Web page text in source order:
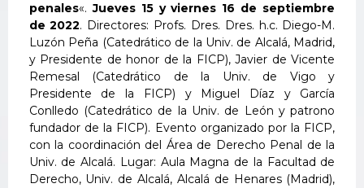
penales«.Jueves 15 y viernes 16 de septiembre
de 2022. Directores: Profs. Dres. Dres. h.c. Diego-M.
Luzón Peña (Catedrático de la Univ. de Alcalá, Madrid,
y Presidente de honor de la FICP), Javier de Vicente
Remesal (Catedrático de la Univ. de Vigo y
Presidente de la FICP) y Miguel Díaz y García
Conlledo (Catedrático de la Univ. de León y patrono
fundador de la FICP). Evento organizado por la FICP,
con la coordinación del Área de Derecho Penal de la
Univ. de Alcalá. Lugar: Aula Magna de la Facultad de
Derecho, Univ. de Alcalá, Alcalá de Henares (Madrid),